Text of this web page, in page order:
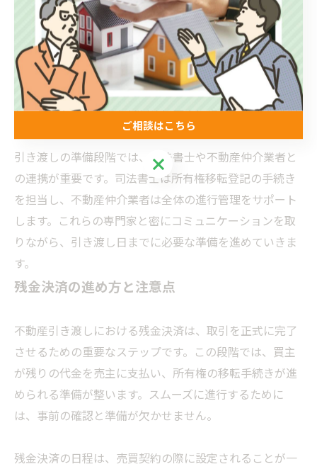
契約後に行うべきもう一つの重要な作業は、物件の現状
確認です。売主は、物件が契約時の条件に合致している
かを確認し、必要であれば修繕や清掃を行います。買主
も、引き渡し日に問題が発生しないように現地を確認
し、気になる点があれば早めに売主に相談します。
引き渡しの準備段階では、司法書士や不動産仲介業者と
の連携が重要です。司法書士は所有権移転登記の手続き
を担当し、不動産仲介業者は全体の進行管理をサポート
します。これらの専門家と密にコミュニケーションを取
りながら、引き渡し日までに必要な準備を進めていきま
す。
残金決済の進め方と注意点
不動産引き渡しにおける残金決済は、取引を正式に完了
させるための重要なステップです。この段階では、買主
が残りの代金を売主に支払い、所有権の移転手続きが進
められる準備が整います。スムーズに進行するために
は、事前の確認と準備が欠かせません。
残金決済の日程は、売買契約の際に設定されることが一
ご相談はこちら
ご相談はこちら